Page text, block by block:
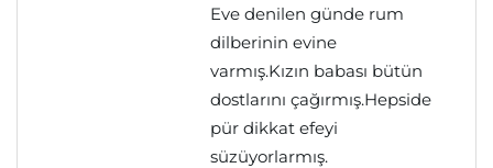
Eve denilen günde rum
dilberinin evine
varmış.Kızın babası bütün
dostlarını çağırmış.Hepside
pür dikkat efeyi
süzüyorlarmış.